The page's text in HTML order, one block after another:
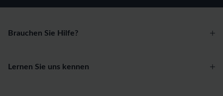
Brauchen Sie Hilfe?
Lernen Sie uns kennen